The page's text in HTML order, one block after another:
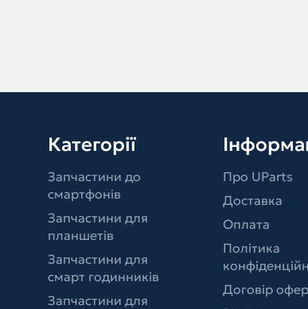
Категорії
Запчастини до
смартфонів
Запчастини для
планшетів
Запчастини для
смарт годинників
Запчастини для
Про UParts
Доставка
Оплата
Політика
Договір